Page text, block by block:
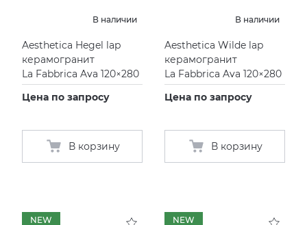
EQUIPE
FIANDRE
ШКАФЫ И ПЕНАЛЫ
ДУШЕВЫЕ ОГРАЖДЕНИЯ
ИНСТАЛЛЯЦИИ И КЛАВИШИ СМЫВА
ОБОГРЕВАТЕЛИ
ПРОФИЛИ И ПЛИНТУСЫ
РЕМОНТНЫЕ СОСТАВЫ ДЛЯ БЕТОНА
СИСТЕМА ВЫРАВНИВАНИЯ
В наличии
Aesthetica Hegel lap
керамогранит
La Fabbrica Ava 120×280
Цена по запросу
В корзину
В наличии
Aesthetica Wilde lap
керамогранит
La Fabbrica Ava 120×280
Цена по запросу
В корзину
NEW NEW